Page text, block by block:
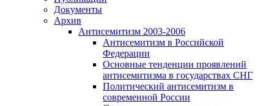
Документы
Архив
Антисемитизм 2003-2006
Антисемитизм в Российской
Федерации
Основные тенденции проявлений
антисемитизма в государствах СНГ
Политический антисемитизм в
современной России